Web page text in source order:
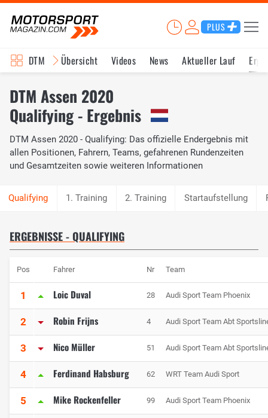
PLUS
DTM Übersicht Videos News Aktueller Lauf
DTM Assen 2020
Qualifying - Ergebnis
DTM Assen 2020 - Qualifying: Das offizielle Endergebnis mit
allen Positionen, Fahrern, Teams, gefahrenen Rundenzeiten
und Gesamtzeiten sowie weiteren Informationen
1. Training 2. Training Startaufstellung
ERGEBNISSE - QUALIFYING
Pos Fahrer Nr Team
1 Loic Duval 28 Audi Sport Team Phoenix
2 Robin Frijns 4 Audi Sport Team Abt
3 Nico Müller 51 Audi Sport Team Abt
4 Ferdinand Habsburg 62 WRT Team Audi Sport
5 Mike Rockenfeller 99 Audi Sport Team Phoenix